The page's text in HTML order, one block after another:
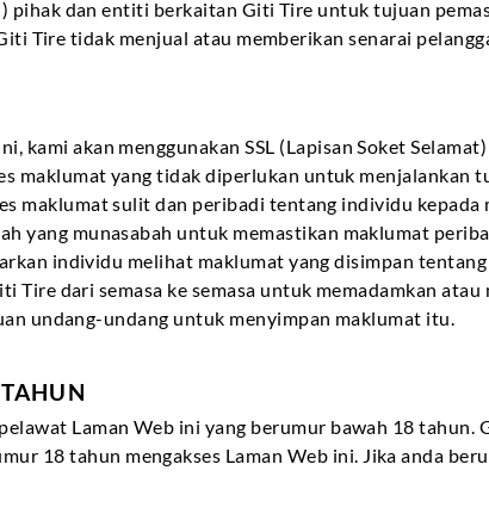
pihak dan entiti berkaitan Giti Tire untuk tujuan
Tire tidak menjual atau memberikan senarai
akan menggunakan SSL (Lapisan Soket
maklumat yang tidak diperlukan untuk menjalankan
maklumat sulit dan peribadi tentang individu kepada
yang munasabah untuk memastikan maklumat
individu melihat maklumat yang disimpan
Tire dari semasa ke semasa untuk memadamkan
undang-undang untuk menyimpan maklumat itu.
Laman Web ini yang berumur bawah 18 tahun.
18 tahun mengakses Laman Web ini. Jika anda